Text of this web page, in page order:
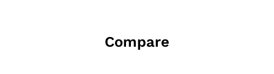
Compare